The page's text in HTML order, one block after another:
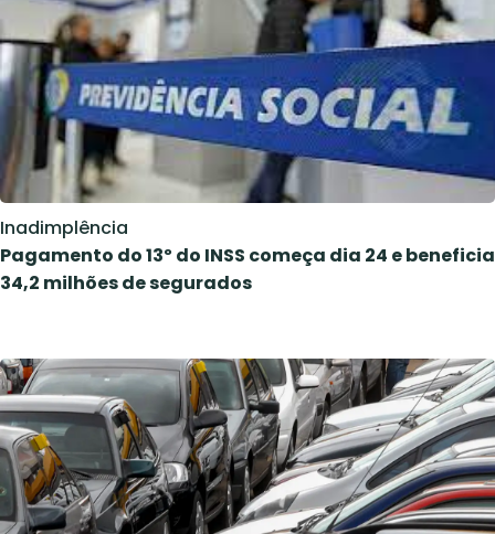
Inadimplência
Pagamento do 13º do INSS começa dia 24 e beneficia
34,2 milhões de segurados